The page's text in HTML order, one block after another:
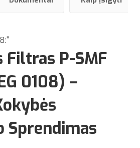
Filtras P-SMF
0108) –
Sprendimas